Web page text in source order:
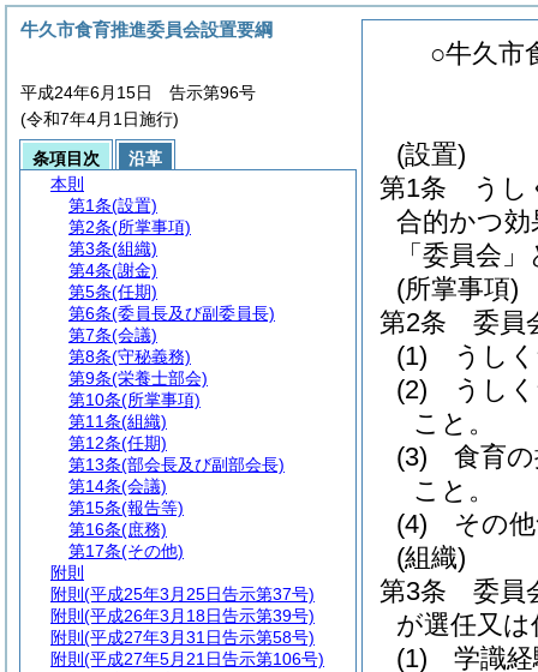
○牛久市
(設置)
第1条
うし
合的かつ
「委員会
(所掌事項)
第2条
委員
(1)
うし
(2)
うし
こと。
(3)
食育
こと。
(4)
その
(組織)
第3条
委員
が選任又
(1)
学識
牛久市食育推進委員会設置要綱
平成24年6月15日 告示第96号
(令和7年4月1日施行)
条項目次
沿革
本則
第1条(設置)
第2条(所掌事項)
第3条(組織)
第4条(謝金)
第5条(任期)
第6条(委員長及び副委員長)
第7条(会議)
第8条(守秘義務)
第9条(栄養士部会)
第10条(所掌事項)
第11条(組織)
第12条(任期)
第13条(部会長及び副部会長)
第14条(会議)
第15条(報告等)
第16条(庶務)
第17条(その他)
附則
附則 (平成25年3月25日告示第37号)
附則 (平成26年3月18日告示第39号)
附則 (平成27年3月31日告示第58号)
附則 (平成27年5月21日告示第106号)